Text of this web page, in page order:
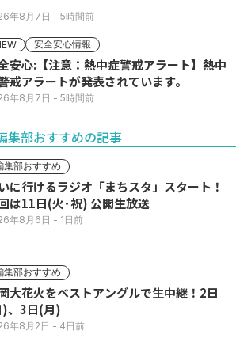
年8月7日 - 5時間前
安全安心情報
安心:【注意：熱中症警戒アラート】熱中
戒アラートが発表されています。
年8月7日 - 5時間前
集部おすすめの記事
集部おすすめ
に行けるラジオ「まちスタ」スタート！
は11日(火･祝) 公開生放送
年8月6日 - 1日前
集部おすすめ
大花火をベストアングルで生中継！2日
)、3日(月)
年8月2日 - 4日前